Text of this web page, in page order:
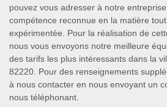
pouvez vous adresser à notre
compétence reconnue en la matière
expérimentée. Pour la réalisation de
nous vous envoyons notre meilleure
des tarifs les plus intéressants dans la
82220. Pour des renseignements
à nous contacter en nous envoyant un
nous téléphonant.